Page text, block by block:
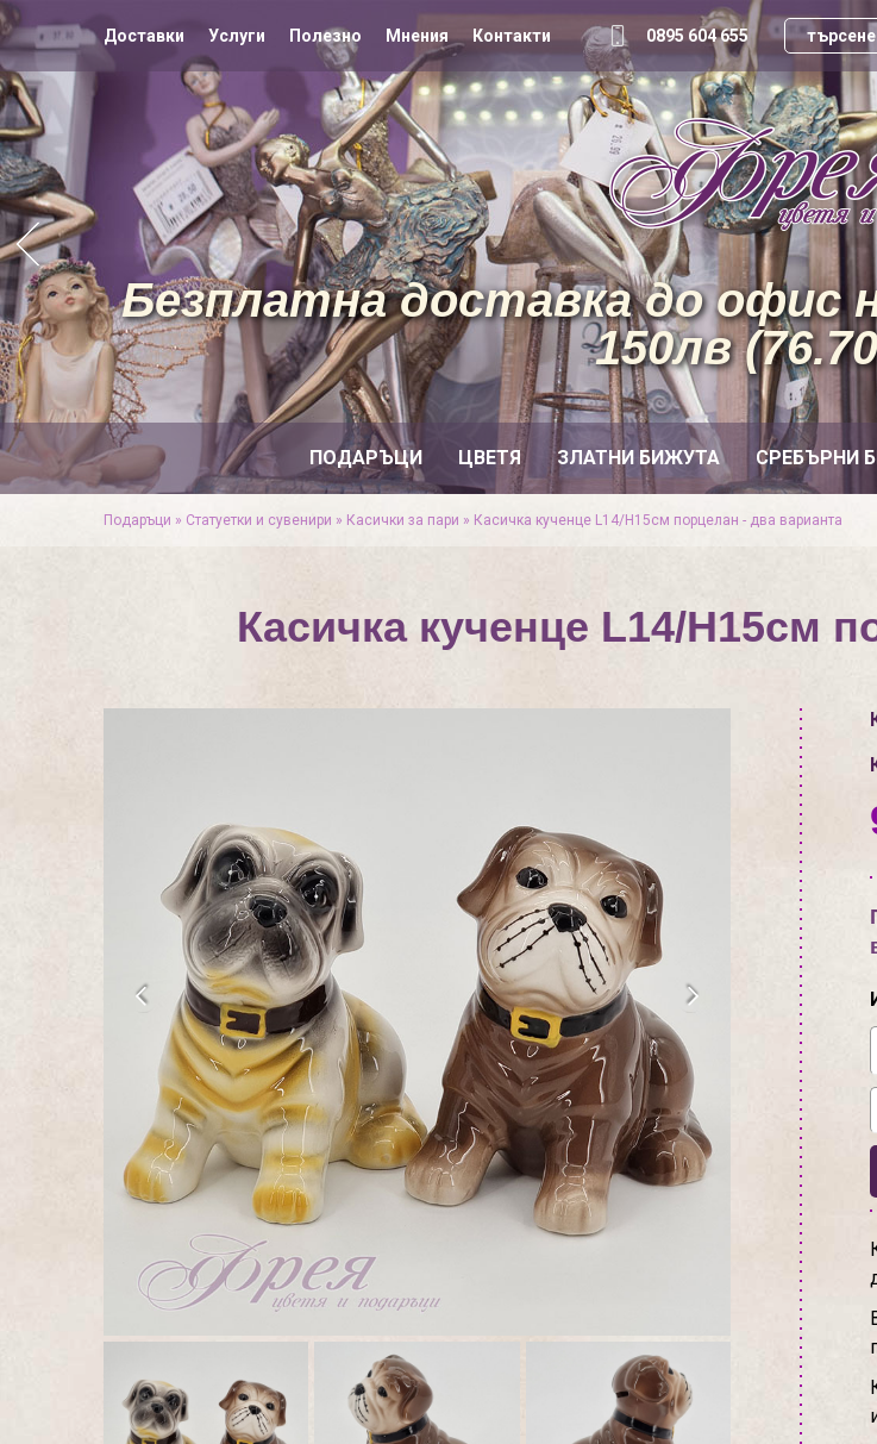
Доставки Услуги Полезно Мнения Контакти 0895 604 655
ПОДАРЪЦИ ЦВЕТЯ ЗЛАТНИ БИЖУТА СРЕБЪРНИ
Безплатна доставка до офис
150лв
Подаръци » Статуетки и сувенири » Касички за пари » Касичка кученце L14/H15см порцелан - два варианта
Касичка кученце L14/H15см